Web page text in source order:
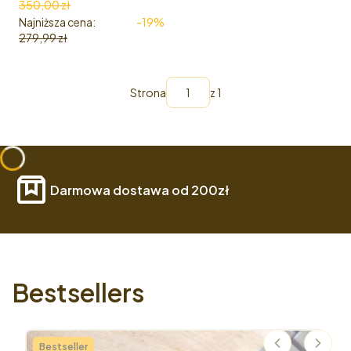
350,00 zł
Najniższa cena:
279,99 zł
-19%
Strona z 1
Darmowa dostawa od 200zł
Bestsellers
Bestseller